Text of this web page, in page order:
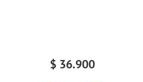
$ 36.900